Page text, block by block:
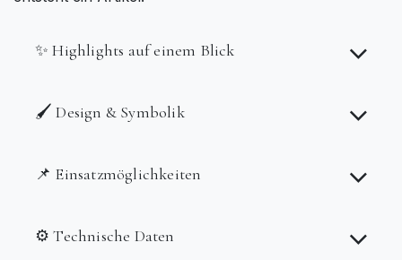
✨ Highlights auf einem Blick
🖌️ Design & Symbolik
📌 Einsatzmöglichkeiten
⚙️ Technische Daten